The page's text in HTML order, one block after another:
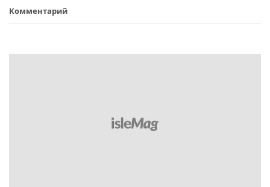
Комментарий